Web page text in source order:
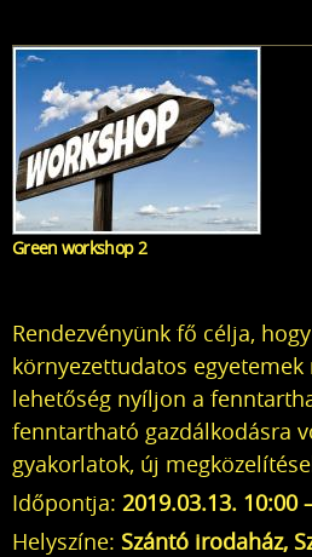
Green workshop 2
Rendezvényünk fő célja,
környezettudatos egyetemek
lehetőség nyíljon a
fenntartható gazdálkodásra
gyakorlatok, új
Időpontja: 2019.03.13. 10:00
Helyszíne: Szántó irodaház,